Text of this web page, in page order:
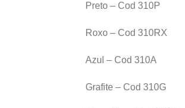
Preto – Cod 310P
Roxo – Cod 310RX
Azul – Cod 310A
Grafite – Cod 310G